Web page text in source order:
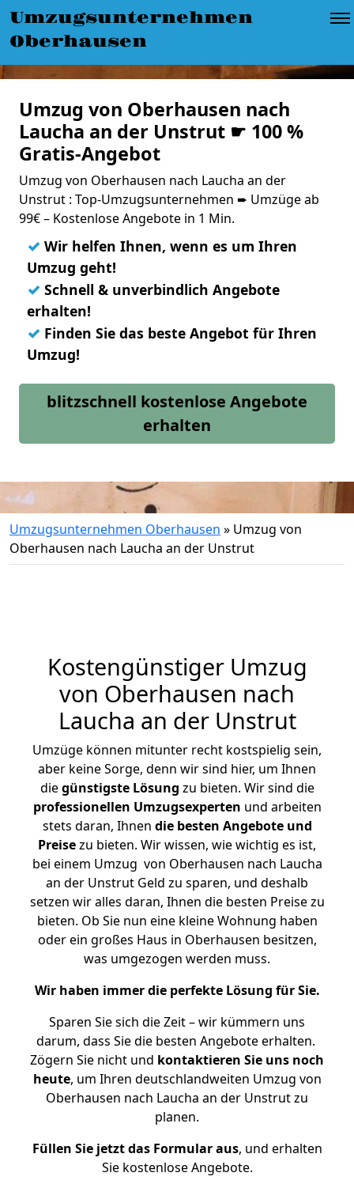
Umzugsunternehmen
Oberhausen
Umzug von Oberhausen nach
Laucha an der Unstrut ☛ 100 %
Gratis-Angebot
Umzug von Oberhausen nach Laucha an der
Unstrut : Top-Umzugsunternehmen ➨ Umzüge ab
99€ – Kostenlose Angebote in 1 Min.
✓ Wir helfen Ihnen, wenn es um Ihren
Umzug geht!
✓ Schnell & unverbindlich Angebote
erhalten!
✓ Finden Sie das beste Angebot für Ihren
Umzug!
blitzschnell kostenlose Angebote
erhalten
Umzugsunternehmen Oberhausen » Umzug von
Oberhausen nach Laucha an der Unstrut
Kostengünstiger Umzug
von Oberhausen nach
Laucha an der Unstrut
Umzüge können mitunter recht kostspielig sein,
aber keine Sorge, denn wir sind hier, um Ihnen
diegünstigste Lösung zu bieten. Wir sind die
professionellen Umzugsexperten und arbeiten
stets daran, Ihnen die besten Angebote und
Preisezu bieten. Wir wissen, wie wichtig es ist,
bei einem Umzug von Oberhausen nach Laucha
an der Unstrut Geld zu sparen, und deshalb
setzen wir alles daran, Ihnen die besten Preise zu
bieten. Ob Sie nun eine kleine Wohnung haben
oder ein großes Haus in Oberhausen besitzen,
was umgezogen werden muss.
Wir haben immer die perfekte Lösung für Sie.
Sparen Sie sich die Zeit – wir kümmern uns
darum, dass Sie die besten Angebote erhalten.
Zögern Sie nicht und kontaktieren Sie uns noch
heute, um Ihren deutschlandweiten Umzug von
Oberhausen nach Laucha an der Unstrut zu
planen.
Füllen Sie jetzt das Formular aus, und erhalten
Sie kostenlose Angebote.